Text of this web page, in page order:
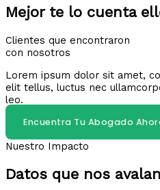
Mejor te lo cuenta
Clientes que encontraron
con nosotros
Lorem ipsum dolor sit amet,
elit tellus, luctus nec
leo.
Encuentra Tu Abogado
Nuestro Impacto
Datos que nos avalan